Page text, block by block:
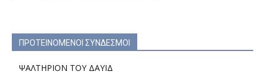
ΠΡΟΤΕΙΝΟΜΕΝΟΙ ΣΥΝΔΕΣΜΟΙ
ΨΑΛΤΗΡΙΟΝ ΤΟΥ ΔΑΥΙΔ